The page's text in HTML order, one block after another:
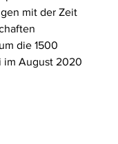
mit der Zeit
die 1500
im August 2020